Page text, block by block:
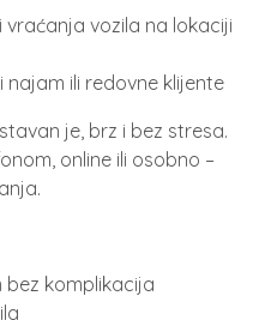
vozila na lokaciji
ili redovne klijente
je, brz i bez stresa.
online ili osobno –
komplikacija